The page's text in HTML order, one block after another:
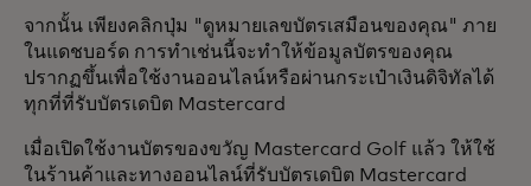
จากนั้น เพียงคลิกปุ่ม "ดูหมายเลขบัตรเสมือนของคุณ" ภาย
ในแดชบอร์ด การทำเช่นนี้จะทำให้ข้อมูลบัตรของคุณ
ปรากฏขึ้นเพื่อใช้งานออนไลน์หรือผ่านกระเป๋าเงินดิจิทัลได้
ทุกที่ที่รับบัตรเดบิต Mastercard
เมื่อเปิดใช้งานบัตรของขวัญ Mastercard Golf แล้ว ให้ใช้
ในร้านค้าและทางออนไลน์ที่รับบัตรเดบิต Mastercard